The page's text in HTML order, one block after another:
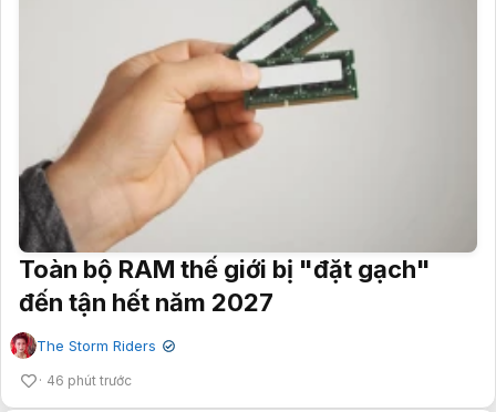
Toàn bộ RAM thế giới bị "đặt gạch"
đến tận hết năm 2027
The Storm Riders ✔
46 phút trước